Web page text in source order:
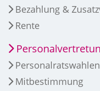
Bezahlung &
Rente
Personalratswahlen
Mitbestimmung